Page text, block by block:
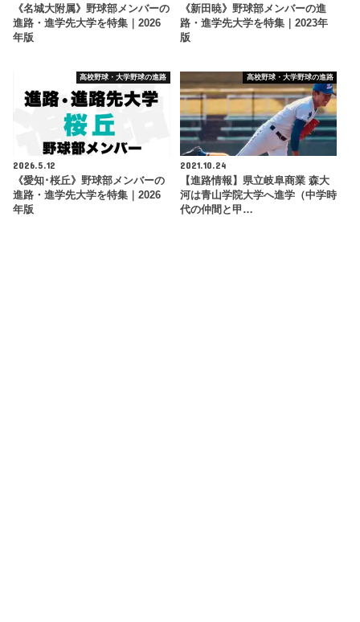
《名城大附属》野球部メンバーの
進路・進学先大学を特集｜2026
年版
《新田暁》野球部メンバーの進
路・進学先大学を特集｜2023年
版
高校野球・大学野球の進路
2026.5.12
《愛知･桜丘》野球部メンバーの
進路・進学先大学を特集｜2026
年版
高校野球・大学野球の進路
2021.10.24
【進路情報】県立岐阜商業 森大
河は青山学院大学へ進学（中学時
代の仲間と甲…